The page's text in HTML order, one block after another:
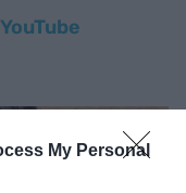
My Personal
YouTube